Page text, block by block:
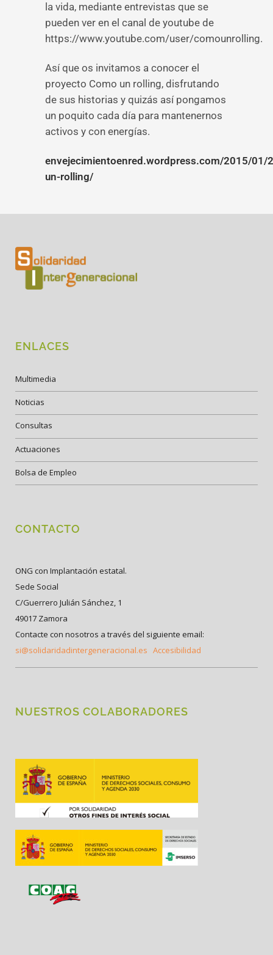
la vida, mediante entrevistas que se
pueden ver en el canal de youtube de
https://www.youtube.com/user/comounrolling.
Así que os invitamos a conocer el
proyecto Como un rolling, disfrutando
de sus historias y quizás así pongamos
un poquito cada día para mantenernos
activos y con energías.
envejecimientoenred.wordpress.com/2015/01/
un-rolling/
ENLACES
Multimedia
Noticias
Consultas
Actuaciones
Bolsa de Empleo
CONTACTO
ONG con Implantación estatal.
Sede Social
C/Guerrero Julián Sánchez, 1
49017 Zamora
Contacte con nosotros a través del siguiente email:
si@solidaridadintergeneracional.es Accesibilidad
NUESTROS COLABORADORES